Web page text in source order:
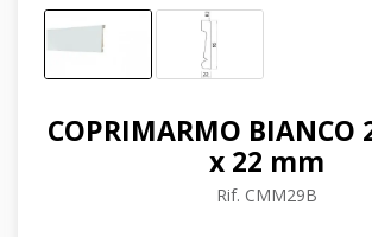
COPRIMARMO BIANCO
x 22 mm
Rif. CMM29B